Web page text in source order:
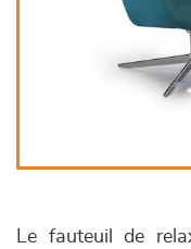
Le fauteuil de